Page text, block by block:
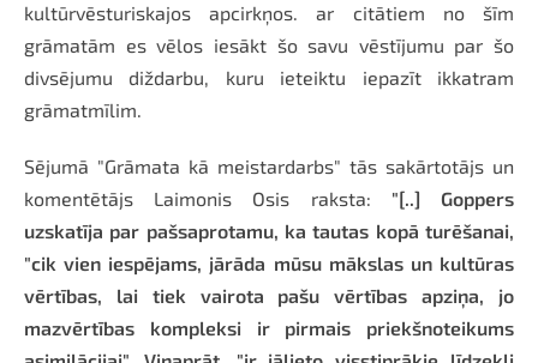
kultūrvēsturiskajos apcirkņos. ar citātiem no šīm
grāmatām es vēlos iesākt šo savu vēstījumu par šo
divsējumu diždarbu, kuru ieteiktu iepazīt ikkatram
grāmatmīlim.
Sējumā "Grāmata kā meistardarbs" tās sakārtotājs un
komentētājs Laimonis Osis raksta: "[..] Goppers
uzskatīja par pašsaprotamu, ka tautas kopā turēšanai,
"cik vien iespējams, jārāda mūsu mākslas un kultūras
vērtības, lai tiek vairota pašu vērtības apziņa, jo
mazvērtības kompleksi ir pirmais priekšnoteikums